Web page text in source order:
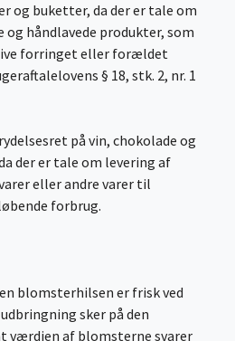
og buketter, da der er tale om
og håndlavede produkter, som
forringet eller forældet
§ 18, stk. 2, nr. 1
på vin, chokolade og
der er tale om levering af
eller andre varer til
forbrug.
blomsterhilsen er frisk ved
sker på den
værdien af blomsterne svarer